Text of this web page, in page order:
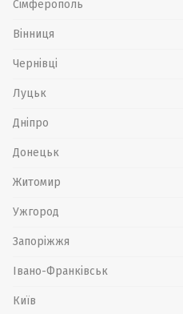
Сімферополь
Вінниця
Чернівці
Луцьк
Дніпро
Донецьк
Житомир
Ужгород
Запоріжжя
Івано-Франківськ
Київ